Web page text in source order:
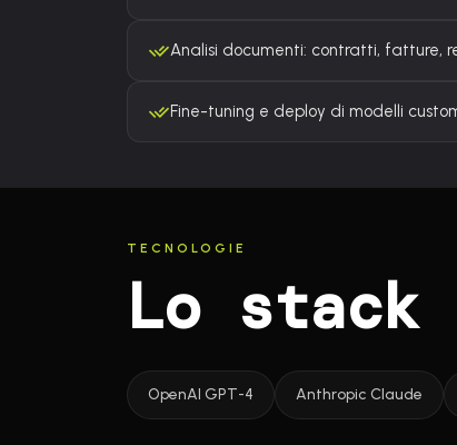
Analisi documenti: contratti, fatture,
Fine-tuning e deploy di modelli
TECNOLOGIE
Lo stack
OpenAI GPT-4 Anthropic Claude